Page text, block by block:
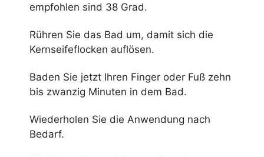
empfohlen sind 38 Grad.
Rühren Sie das Bad um, damit sich die
Kernseifeflocken auflösen.
Baden Sie jetzt Ihren Finger oder Fuß zehn
bis zwanzig Minuten in dem Bad.
Wiederholen Sie die Anwendung nach
Bedarf.